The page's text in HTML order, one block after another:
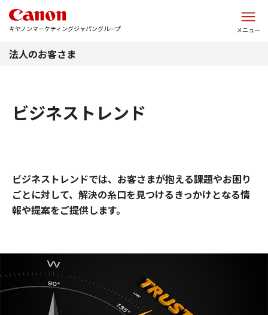
キヤノンマーケティングジャパングループ メニュー
法人のお客さま
ビジネストレンド
ビジネストレンドでは、お客さまが抱える課題やお困り
ごとに対して、解決の糸口を見つけるきっかけとなる情
報や提案をご提供します。